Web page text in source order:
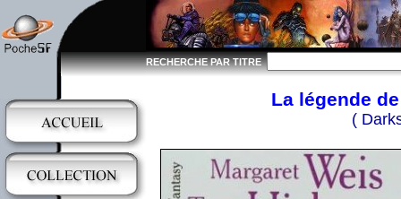
RECHERCHE PAR TITRE
La légende
(